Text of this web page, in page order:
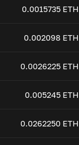
0.0015735 ETH
0.002098 ETH
0.0026225 ETH
0.005245 ETH
0.0262250 ETH